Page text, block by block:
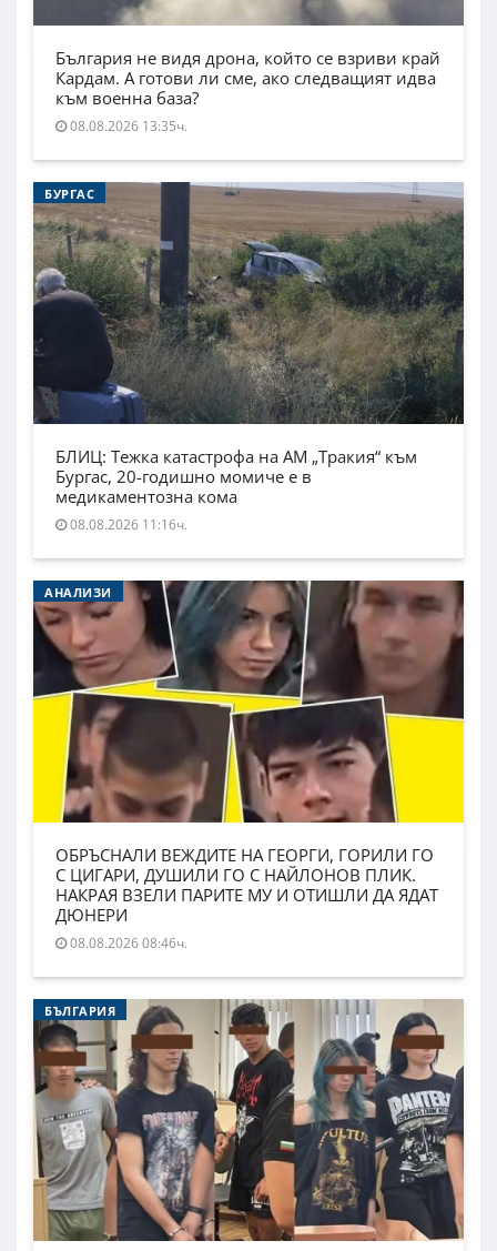
България не видя дрона, който се взриви край
Кардам. А готови ли сме, ако следващият идва
към военна база?
08.08.2026 13:35ч.
БУРГАС
БЛИЦ: Тежка катастрофа на АМ „Тракия“ към
Бургас, 20-годишно момиче е в
медикаментозна кома
08.08.2026 11:16ч.
АНАЛИЗИ
ОБРЪСНАЛИ ВЕЖДИТЕ НА ГЕОРГИ, ГОРИЛИ ГО
С ЦИГАРИ, ДУШИЛИ ГО С НАЙЛОНОВ ПЛИК.
НАКРАЯ ВЗЕЛИ ПАРИТЕ МУ И ОТИШЛИ ДА ЯДАТ
ДЮНЕРИ
08.08.2026 08:46ч.
БЪЛГАРИЯ